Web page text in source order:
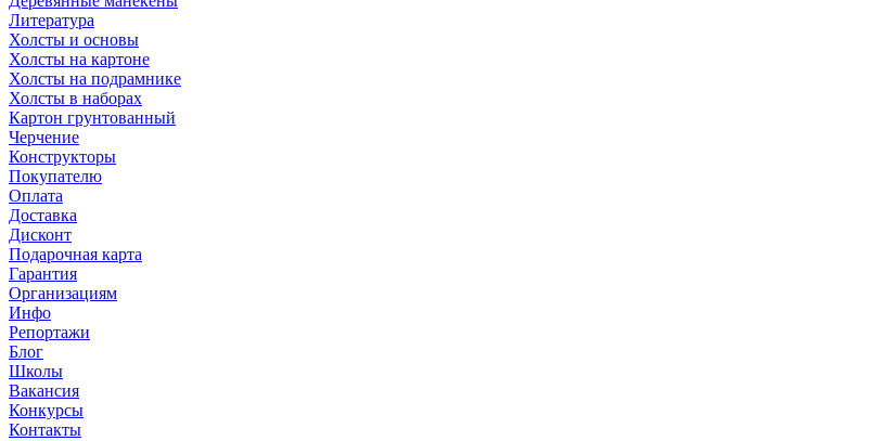
Литература
Холсты и основы
Холсты на картоне
Холсты на подрамнике
Холсты в наборах
Картон грунтованный
Черчение
Конструкторы
Покупателю
Оплата
Доставка
Дисконт
Подарочная карта
Гарантия
Организациям
Инфо
Репортажи
Блог
Школы
Вакансия
Конкурсы
Контакты